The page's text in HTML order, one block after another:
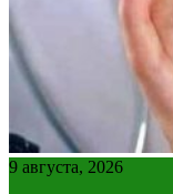
9 августа, 2026